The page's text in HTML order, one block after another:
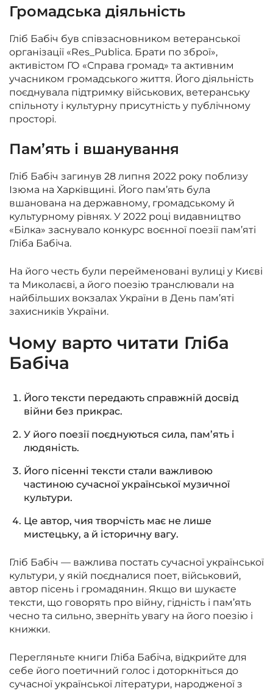
Громадська діяльність
Гліб Бабіч був співзасновником ветеранської
організації «Res_Publica. Брати по зброї»,
активістом ГО «Справа громад» та активним
учасником громадського життя. Його діяльність
поєднувала підтримку військових, ветеранську
спільноту і культурну присутність у публічному
просторі.
Пам’ять і вшанування
Гліб Бабіч загинув 28 липня 2022 року поблизу
Ізюма на Харківщині. Його пам’ять була
вшанована на державному, громадському й
культурному рівнях. У 2022 році видавництво
«Білка» заснувало конкурс воєнної поезії пам’яті
Гліба Бабіча.
На його честь були перейменовані вулиці у Києві
та Миколаєві, а його поезію транслювали на
найбільших вокзалах України в День пам’яті
захисників України.
Чому варто читати Гліба
Бабіча
Його тексти передають справжній досвід
війни без прикрас.
У його поезії поєднуються сила, пам’ять і
людяність.
Його пісенні тексти стали важливою
частиною сучасної української музичної
культури.
Це автор, чия творчість має не лише
мистецьку, а й історичну вагу.
Гліб Бабіч — важлива постать сучасної української
культури, у якій поєдналися поет, військовий,
автор пісень і громадянин. Якщо ви шукаєте
тексти, що говорять про війну, гідність і пам’ять
чесно та сильно, зверніть увагу на його поезію і
книжки.
Перегляньте книги Гліба Бабіча, відкрийте для
себе його поетичний голос і доторкніться до
сучасної української літератури, народженої з